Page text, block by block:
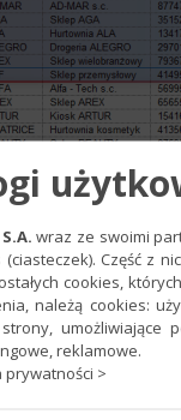
Zbiorcze– Ustaw
Przyciskiem
wraz ze swoimi
(ciasteczek). Część z
cookies,
należą cookies:
umożliwiające
reklamowe.
prywatności >